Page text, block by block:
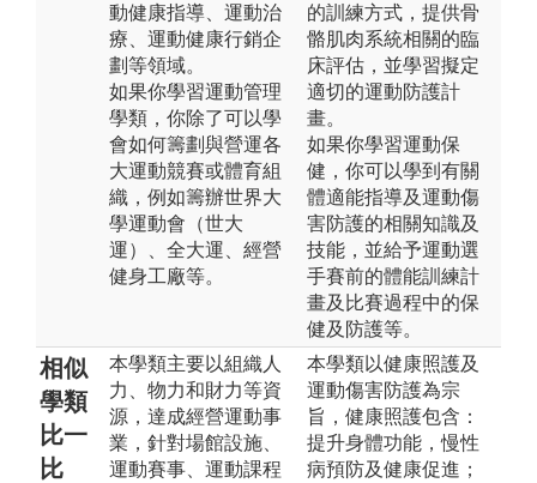
動健康指導、運動治
療、運動健康行銷企
劃等領域。
如果你學習運動管理
學類，你除了可以學
會如何籌劃與營運各
大運動競賽或體育組
織，例如籌辦世界大
學運動會（世大
運）、全大運、經營
健身工廠等。
的訓練方式，提供骨
骼肌肉系統相關的臨
床評估，並學習擬定
適切的運動防護計
畫。
如果你學習運動保
健，你可以學到有關
體適能指導及運動傷
害防護的相關知識及
技能，並給予運動選
手賽前的體能訓練計
畫及比賽過程中的保
健及防護等。
相似
學類
比一
比
本學類主要以組織人
力、物力和財力等資
源，達成經營運動事
業，針對場館設施、
運動賽事、運動課程
本學類以健康照護及
運動傷害防護為宗
旨，健康照護包含：
提升身體功能，慢性
病預防及健康促進；